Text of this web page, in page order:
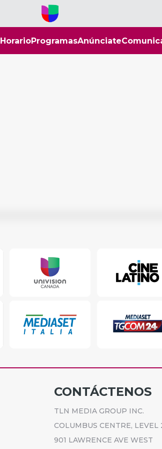
HorarioProgramasAnúnciate
CONTÁCTENOS
TLN MEDIA GROUP INC.
COLUMBUS CENTRE, LEVEL
901 LAWRENCE AVE WEST